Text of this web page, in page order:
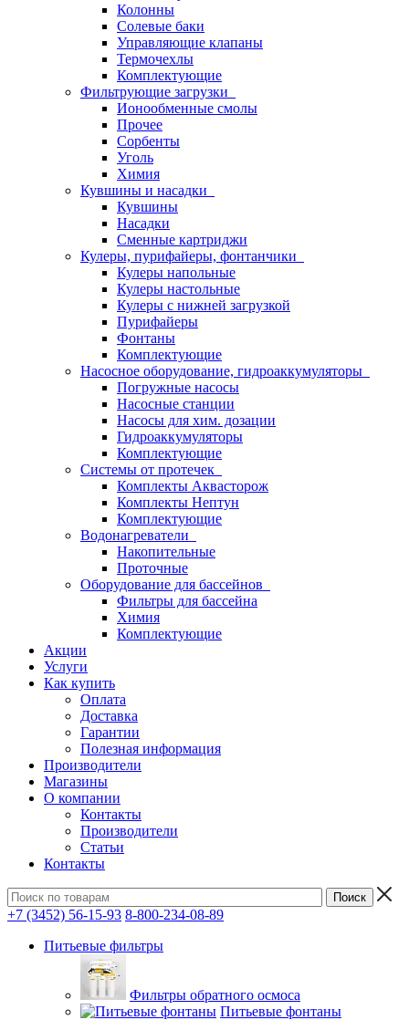
Колонны
Солевые баки
Управляющие клапаны
Термочехлы
Комплектующие
Фильтрующие загрузки
Ионообменные смолы
Прочее
Сорбенты
Уголь
Химия
Кувшины и насадки
Кувшины
Насадки
Сменные картриджи
Кулеры, пурифайеры, фонтанчики
Кулеры напольные
Кулеры настольные
Кулеры с нижней загрузкой
Пурифайеры
Фонтаны
Комплектующие
Насосное оборудование, гидроаккумуляторы
Погружные насосы
Насосные станции
Насосы для хим. дозации
Гидроаккумуляторы
Комплектующие
Системы от протечек
Комплекты Аквасторож
Комплекты Нептун
Комплектующие
Водонагреватели
Накопительные
Проточные
Оборудование для бассейнов
Фильтры для бассейна
Химия
Комплектующие
Акции
Услуги
Как купить
Оплата
Доставка
Гарантии
Полезная информация
Производители
Магазины
О компании
Контакты
Производители
Статьи
Контакты
+7 (3452) 56-15-93 8-800-234-08-89
Питьевые фильтры
Фильтры обратного осмоса
Питьевые фонтаны